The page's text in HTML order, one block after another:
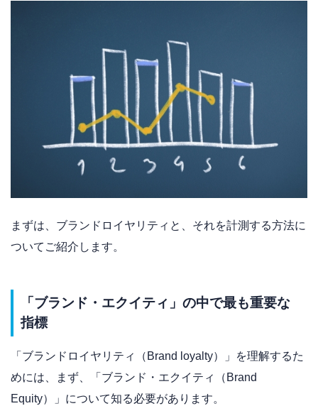
まずは、ブランドロイヤリティと、それを計測する方法に
ついてご紹介します。
「ブランド・エクイティ」の中で最も重要な
指標
「ブランドロイヤリティ（Brand loyalty）」を理解するた
めには、まず、「ブランド・エクイティ（Brand
Equity）」について知る必要があります。